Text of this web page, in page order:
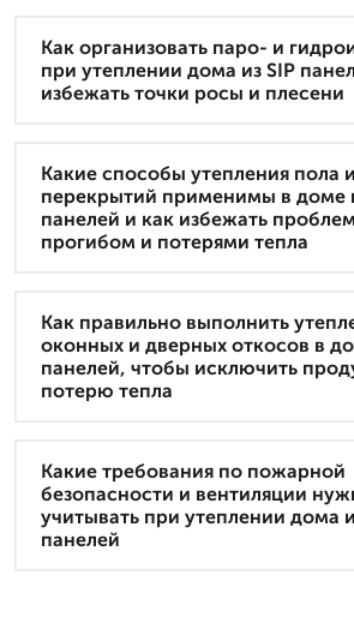
Как организовать паро- и
при утеплении дома из SIP
избежать точки росы и плесени
Какие способы утепления пола и
перекрытий применимы в доме
панелей и как избежать
прогибом и потерями тепла
Как правильно выполнить
оконных и дверных откосов в
панелей, чтобы исключить
потерю тепла
Какие требования по пожарной
безопасности и вентиляции
учитывать при утеплении дома
панелей